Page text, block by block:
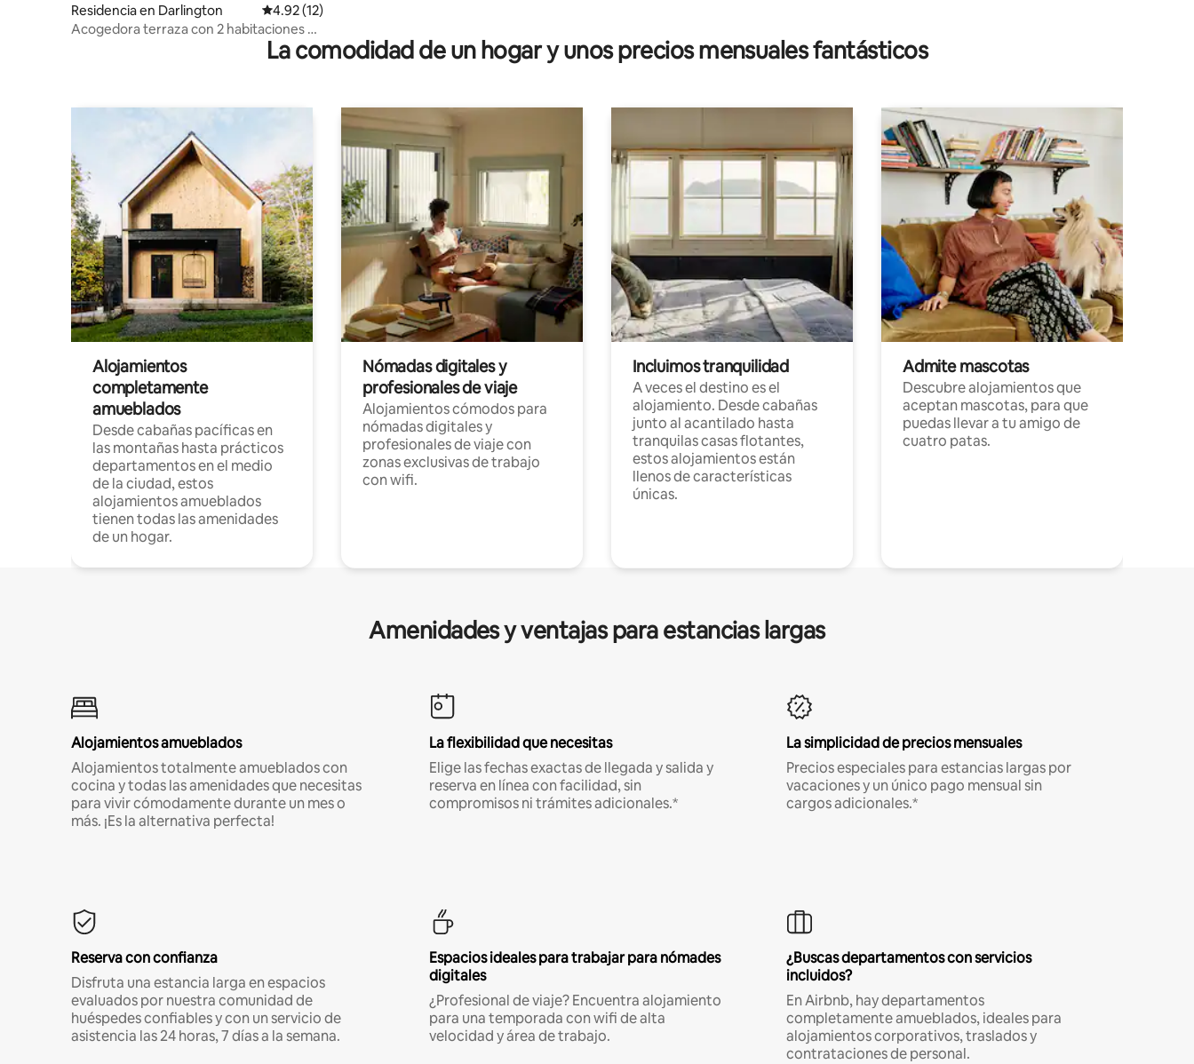
Residencia en Darlington Calificación promedio: 4.92 de 5; 12 evaluaciones
4.92 (12)
Acogedora terraza con 2 habitaciones en
La comodidad de un hogar y unos precios mensuales fantásticos
Alojamientos
completamente
amueblados
Desde cabañas pacíficas en
las montañas hasta prácticos
departamentos en el medio
de la ciudad, estos
alojamientos amueblados
tienen todas las amenidades
de un hogar.
Nómadas digitales y
profesionales de viaje
Alojamientos cómodos para
nómadas digitales y
profesionales de viaje con
zonas exclusivas de trabajo
con wifi.
Incluimos tranquilidad
A veces el destino es el
alojamiento. Desde cabañas
junto al acantilado hasta
tranquilas casas flotantes,
estos alojamientos están
llenos de características
únicas.
Admite mascotas
Descubre alojamientos que
aceptan mascotas, para que
puedas llevar a tu amigo de
cuatro patas.
Amenidades y ventajas para estancias largas
Alojamientos amueblados
Alojamientos totalmente amueblados con
cocina y todas las amenidades que necesitas
para vivir cómodamente durante un mes o
más. ¡Es la alternativa perfecta!
La flexibilidad que necesitas
Elige las fechas exactas de llegada y salida y
reserva en línea con facilidad, sin
compromisos ni trámites adicionales.*
La simplicidad de precios mensuales
Precios especiales para estancias largas por
vacaciones y un único pago mensual sin
cargos adicionales.*
Reserva con confianza
Disfruta una estancia larga en espacios
evaluados por nuestra comunidad de
huéspedes confiables y con un servicio de
asistencia las 24 horas, 7 días a la semana.
Espacios ideales para trabajar para nómades
digitales
¿Profesional de viaje? Encuentra alojamiento
para una temporada con wifi de alta
velocidad y área de trabajo.
¿Buscas departamentos con servicios
incluidos?
En Airbnb, hay departamentos
completamente amueblados, ideales para
alojamientos corporativos, traslados y
contrataciones de personal.